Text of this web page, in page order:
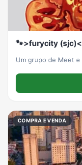
🐾>furycity (sjc)<
Um grupo de Meet e
COMPRA E VENDA